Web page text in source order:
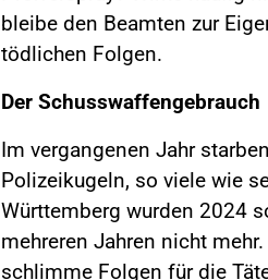
bleibe den Beamten zur
tödlichen Folgen.
Der Schusswaffengebrauch
Im vergangenen Jahr
Polizeikugeln, so viele wie
Württemberg wurden 2024
mehreren Jahren nicht
schlimme Folgen für die